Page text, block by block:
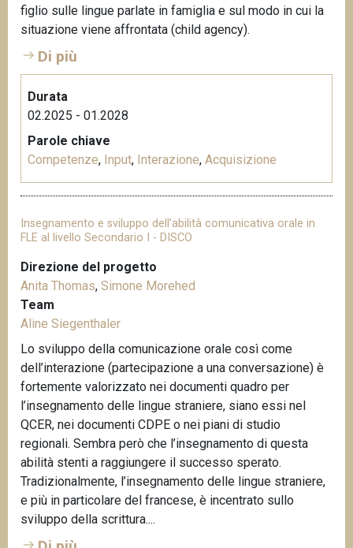
figlio sulle lingue parlate in famiglia e sul modo in cui la
situazione viene affrontata (child agency).
Di più
Durata
02.2025 - 01.2028
Parole chiave
Competenze, Input, Interazione, Acquisizione
Insegnamento e sviluppo dell’abilità comunicativa orale in
FLE al livello Secondario I - DISCO
Direzione del progetto
Anita Thomas, Simone Morehed
Team
Aline Siegenthaler
Lo sviluppo della comunicazione orale così come
dell’interazione (partecipazione a una conversazione) è
fortemente valorizzato nei documenti quadro per
l’insegnamento delle lingue straniere, siano essi nel
QCER, nei documenti CDPE o nei piani di studio
regionali. Sembra però che l’insegnamento di questa
abilità stenti a raggiungere il successo sperato.
Tradizionalmente, l’insegnamento delle lingue straniere,
e più in particolare del francese, è incentrato sullo
sviluppo della scrittura....